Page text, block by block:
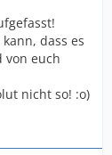
dass es
von euch
nicht so! :o)